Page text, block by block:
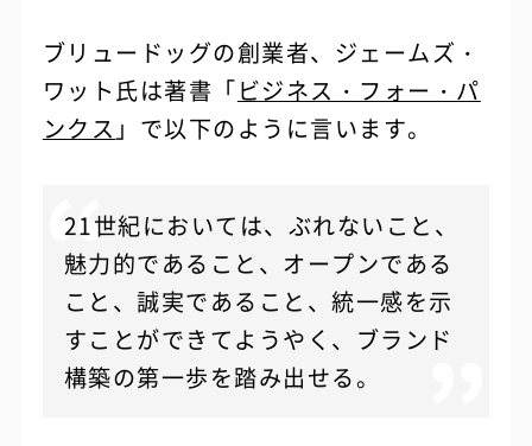
ブリュードッグの創業者、ジェームズ・
ワット氏は著書「ビジネス・フォー・パ
ンクス 」で以下のように言います。
21世紀においては、ぶれないこと、
魅力的であること、オープンである
こと、誠実であること、統一感を示
すことができてようやく、ブランド
構築の第一歩を踏み出せる。